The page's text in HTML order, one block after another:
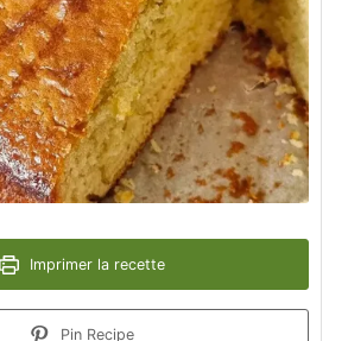
Imprimer la recette
Pin Recipe